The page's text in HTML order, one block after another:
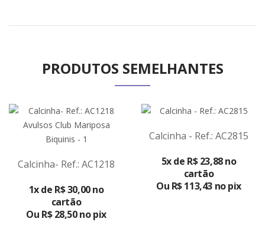
PRODUTOS SEMELHANTES
Calcinha- Ref.: AC1218
1x de R$ 30,00 no
cartão
Ou R$ 28,50 no pix
PRODUTO
Calcinha - Ref.: AC2815
5x de R$ 23,88 no
cartão
Ou R$ 113,43 no pix
PRODUTO